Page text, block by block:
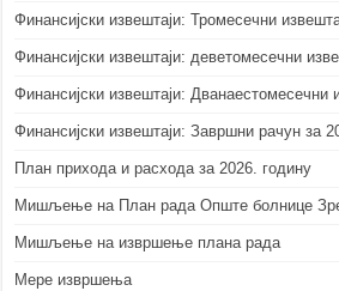
Финансијски извештаји: Тромесечни
Финансијски извештаји: деветомесечни
Финансијски извештаји: Дванаестомесечни
Финансијски извештаји: Завршни рачун за
План прихода и расхода за 2026. годину
Мишљење на План рада Опште болнице
Мишљење на извршење плана рада
Мере извршења